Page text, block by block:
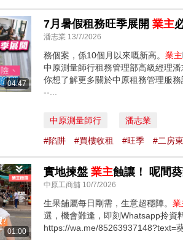
04:47
7月暑假租務旺季展開 業主
潘志業 13/7/2026
務個案，係10個月以來嘅新高。 業主
中原測量師行租務管理部高級經理潘
你想了解更多關於中原租務管理服
--...
中原測量師行 潘志業
#陷阱 #買樓收租 #旺季 #二房東
01:00
實地揀盤 業主蝕讓！ 呢間
中原工商舖 10/7/2026
生果舖屬每日剛需，生意超穩陣。 業
選，機會難逢，即刻Whatsapp拎資
https://wa.me/85263937148?text=